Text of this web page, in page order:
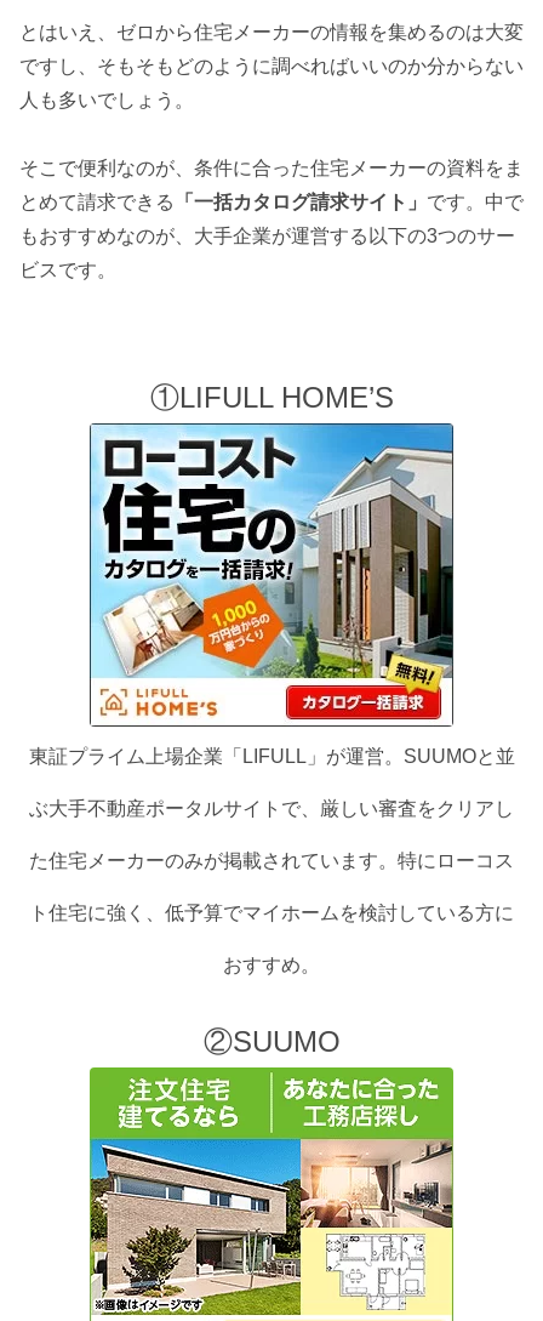
とはいえ、ゼロから住宅メーカーの情報を集めるのは大変
ですし、そもそもどのように調べればいいのか分からない
人も多いでしょう。
そこで便利なのが、条件に合った住宅メーカーの資料をま
とめて請求できる
「一括カタログ請求サイト」 です。中で
もおすすめなのが、大手企業が運営する以下の3つのサー
ビスです。
①LIFULL HOME’S
東証プライム上場企業「LIFULL」が運営。SUUMOと並
ぶ大手不動産ポータルサイトで、厳しい審査をクリアし
た住宅メーカーのみが掲載されています。特にローコス
ト住宅に強く、低予算でマイホームを検討している方に
おすすめ。
②SUUMO